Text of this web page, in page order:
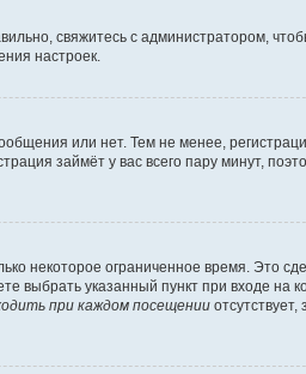
свяжитесь с администратором,
настроек.
или нет. Тем не менее,
займёт у вас всего пару минут,
некоторое ограниченное время. Это
выбрать указанный пункт при входе на
при каждом посещении